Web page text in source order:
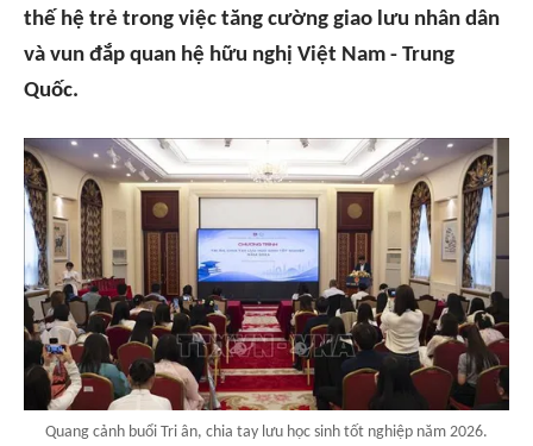
thế hệ trẻ trong việc tăng cường giao lưu nhân dân
và vun đắp quan hệ hữu nghị Việt Nam - Trung
Quốc.
Quang cảnh buổi Tri ân, chia tay lưu học sinh tốt nghiệp năm 2026.